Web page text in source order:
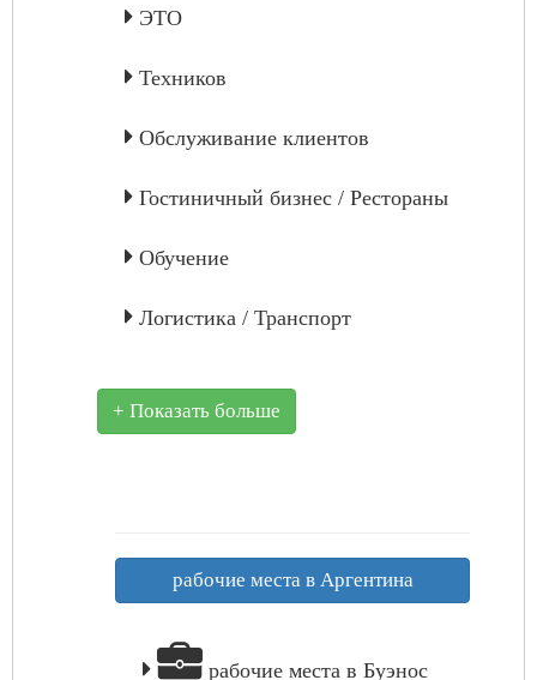
ЭТО
Техников
Обслуживание клиентов
Гостиничный бизнес / Рестораны
Обучение
Логистика / Транспорт
+ Показать больше
рабочие места в Аргентина
рабочие места в Буэнос